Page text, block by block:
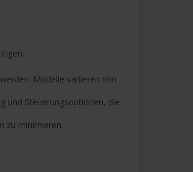
Modelle variieren von
und Steuerungsoptionen, die
zu minimieren.